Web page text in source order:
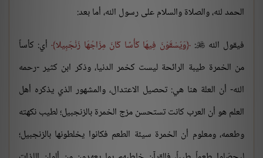
الحمد لله، والصلاة والسلام على رسول الله، أما بعد:
فيقول الله 
: وَيُسْقَوْنَ فِيهَا كَأْسًا كَانَ مِزَاجُهَا زَنْجَبِيلا أي: كأساً
من الخمرة طيبة الرائحة ليست كخمر الدنيا، وذكر ابن كثير -رحمه
الله- أن العلة هنا هي: تحصيل الاعتدال، والمشهور الذي يذكره أهل
العلم هو أن العرب كانت تستحسن مزج الخمرة بالزنجبيل؛ لطيب نكهته
وطعمه، ومعلوم أن الخمرة سيئة الطعم فكانوا يخلطونها بالزنجبيل؛